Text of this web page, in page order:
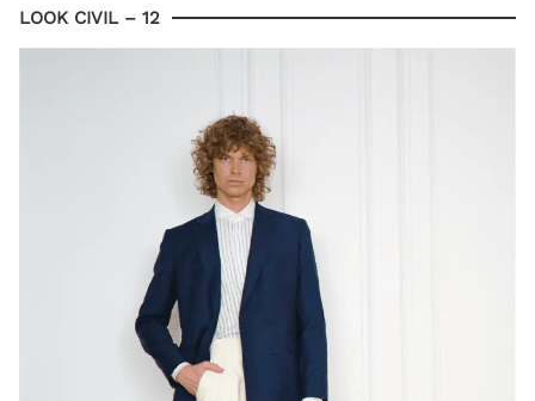
LOOK CIVIL – 12